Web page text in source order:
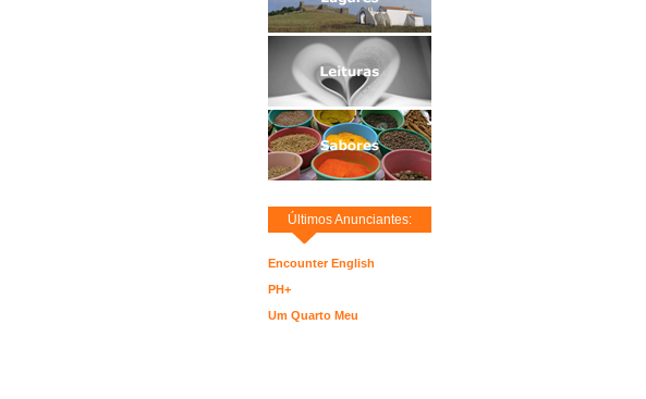
Últimos Anunciantes:
Encounter English
PH+
Um Quarto Meu